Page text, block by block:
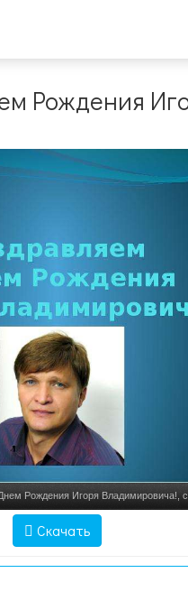
Рождения
Рождения Игоря Владимировича!,
Скачать